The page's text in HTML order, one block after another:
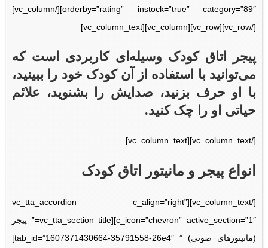
orderby=”rating” instock=”true” category=”89″][/vc_column]
[/vc_row][vc_row][vc_column][vc_column_text]
پیجر اتاق کودک وسیله‌ای کاربردی است که
می‌توانید با استفاده از آن کودک خود را ببینید،
با او حرف بزنید، صدایش را بشنوید، علائم
حیاتی او را چک کنید.
[/vc_column_text][vc_column_text]
انواع پیجر و مانیتور اتاق کودک
[/vc_column_text][vc_tta_accordion c_align=”right”
c_icon=”chevron” active_section=”1″][vc_tta_section title=” پیجر
(مانیتورهای صوتی) ” tab_id=”1607371430664-35791558-26e4″]